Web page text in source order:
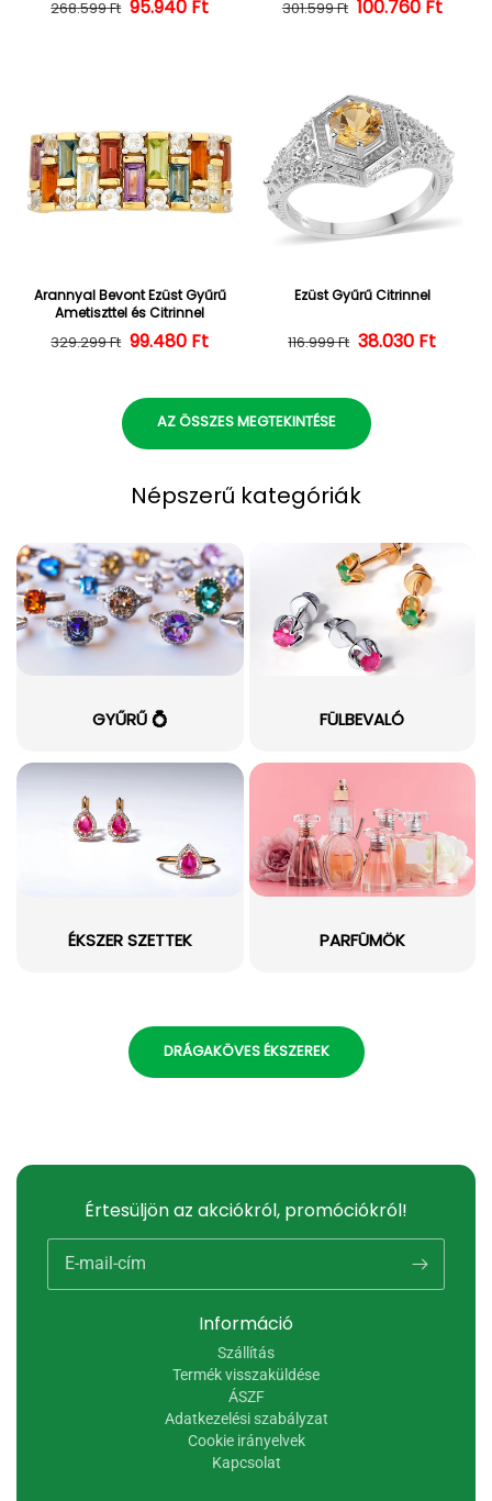
Normál ár
268.599 Ft Kedvezményes ár
95.940 Ft Normál ár
301.599 Ft 100.760 Ft
Arannyal Bevont Ezüst Gyűrű
Ametiszttel és Citrinnel
Normál ár
329.299 Ft Kedvezményes ár
99.480 Ft
Ezüst Gyűrű Citrinnel
Normál ár
116.999 Ft 38.030 Ft
AZ ÖSSZES MEGTEKINTÉSE
Népszerű kategóriák
GYŰRŰ 💍 FÜLBEVALÓ
ÉKSZER SZETTEK PARFÜMÖK
DRÁGAKÖVES ÉKSZEREK
Információ
Szállítás
Termék visszaküldése
ÁSZF
Adatkezelési szabályzat
Cookie irányelvek
Kapcsolat
Értesüljön az akciókról, promóciókról!
E-mail-cím